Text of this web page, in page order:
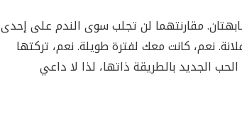
مقارنتهما لن تجلب سوى الندم على إحدى
نعم، كانت معك لفترة طويلة. نعم، تركتها
الجديد بالطريقة ذاتها، لذا لا داعي